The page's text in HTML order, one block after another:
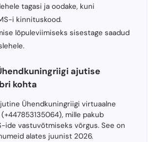
tagasi ja oodake, kuni
i kinnituskood.
lõpuleviimiseks sisestage saadud
ajutise
kohta
Ühendkuningriigi virtuaalne
mille pakub
ide vastuvõtmiseks võrgus. See on
alates juunist 2026.